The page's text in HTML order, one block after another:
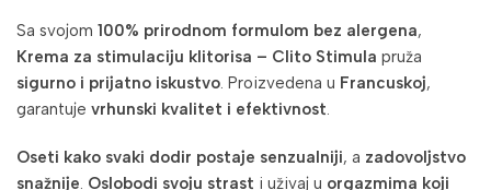
Sa svojom 100% prirodnom formulom bez alergena,
Krema za stimulaciju klitorisa – Clito Stimula pruža
sigurno i prijatno iskustvo. Proizvedena u Francuskoj,
garantuje vrhunski kvalitet i efektivnost.
Oseti kako svaki dodir postaje senzualniji, a zadovoljstvo
snažnije. Oslobodi svoju strast i uživaj u orgazmima koji